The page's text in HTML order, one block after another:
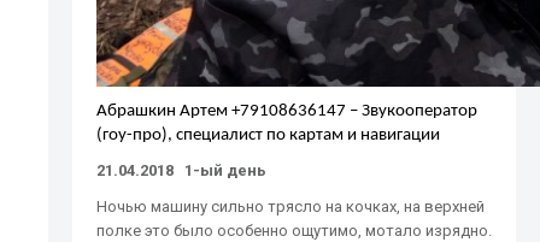
Абрашкин Артем +79108636147 – Звукооператор
(гоу-про), специалист по картам и навигации
21.04.2018 1-ый день
Ночью машину сильно трясло на кочках, на верхней
полке это было особенно ощутимо, мотало изрядно.